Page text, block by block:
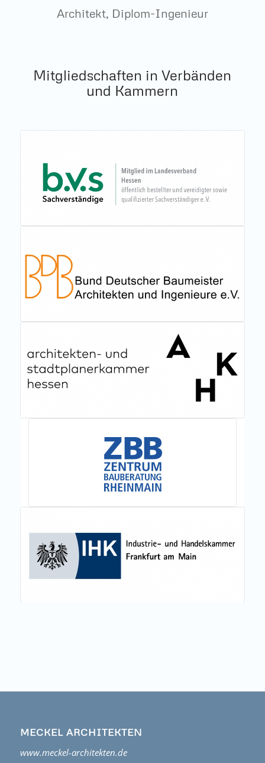
Architekt, Diplom-Ingenieur
Mitgliedschaften in Verbänden
und Kammern
MECKEL ARCHITEKTEN
www.meckel-architekten.de